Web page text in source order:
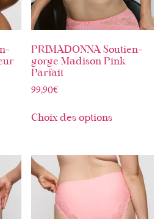
PRIMADONNA Soutien-
gorge Madison Pink
Parfait
99,90€
Choix des options